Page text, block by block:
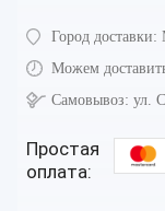
Город доставки:
Можем
Самовывоз: ул.
Простая
оплата: